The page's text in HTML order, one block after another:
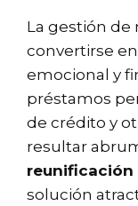
La gestión
convertirse
emocional y
préstamos
de crédito y
resultar
reunificación
solución